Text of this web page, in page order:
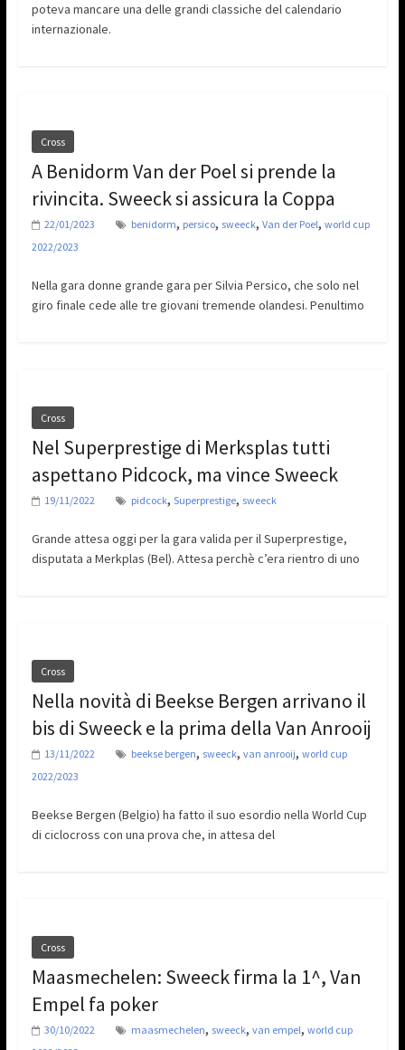
poteva mancare una delle grandi classiche del calendario
internazionale.
Cross
A Benidorm Van der Poel si prende la
rivincita. Sweeck si assicura la Coppa
22/01/2023 benidorm, persico, sweeck, Van der Poel, world cup
2022/2023
Nella gara donne grande gara per Silvia Persico, che solo nel
giro finale cede alle tre giovani tremende olandesi. Penultimo
Cross
Nel Superprestige di Merksplas tutti
aspettano Pidcock, ma vince Sweeck
19/11/2022 pidcock, Superprestige, sweeck
Grande attesa oggi per la gara valida per il Superprestige,
disputata a Merkplas (Bel). Attesa perchè c’era rientro di uno
Cross
Nella novità di Beekse Bergen arrivano il
bis di Sweeck e la prima della Van Anrooij
13/11/2022 beekse bergen, sweeck, van anrooij, world cup
2022/2023
Beekse Bergen (Belgio) ha fatto il suo esordio nella World Cup
di ciclocross con una prova che, in attesa del
Cross
Maasmechelen: Sweeck firma la 1^, Van
Empel fa poker
30/10/2022 maasmechelen, sweeck, van empel, world cup